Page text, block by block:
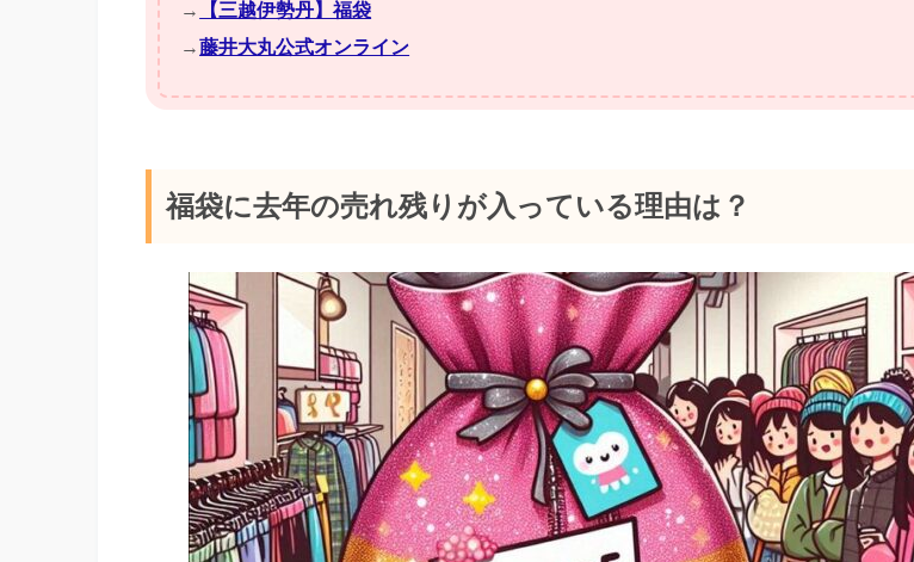
→
【三越伊勢丹】福袋
→藤井大丸公式オンライン
福袋に去年の売れ残りが入っている理由は？